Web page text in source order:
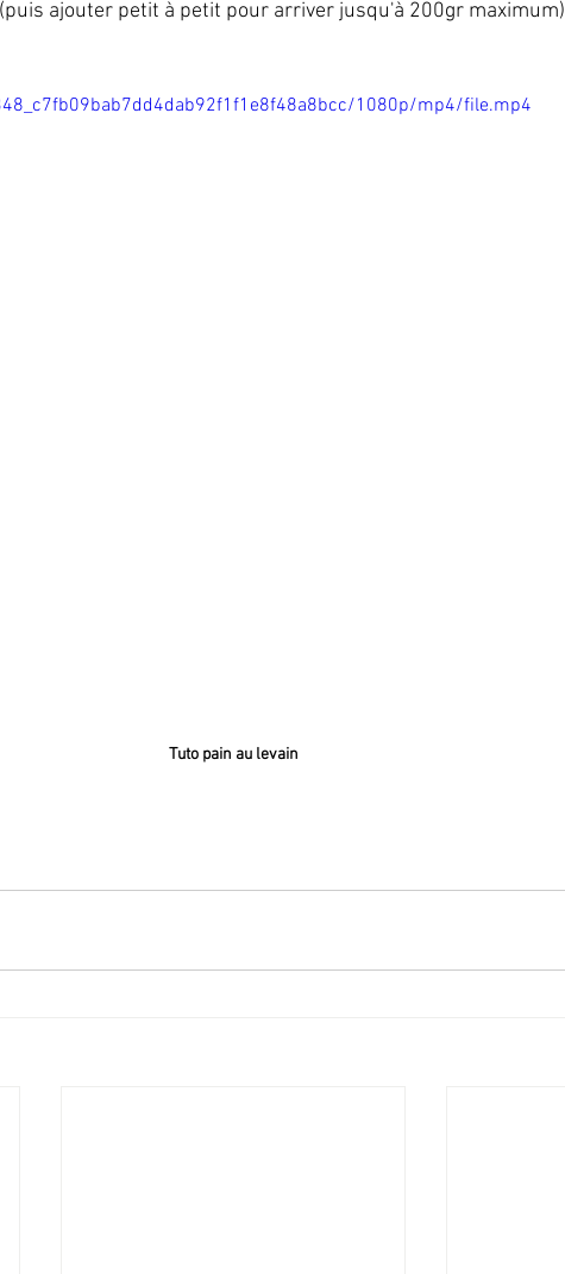
ajouter petit à petit pour arriver jusqu'à 200gr maximum)
1080p/mp4/file.mp4
Tuto pain au levain